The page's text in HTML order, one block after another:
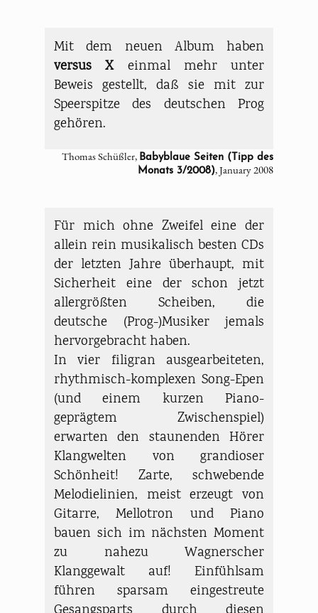
Mit dem neuen Album haben
versus Xeinmal mehr unter
Beweis gestellt, daß sie mit zur
Speerspitze des deutschen Prog
gehören.
Thomas Schüßler, Babyblaue Seiten (Tipp des
Monats 3/2008), January 2008
Für mich ohne Zweifel eine der
allein rein musikalisch besten CDs
der letzten Jahre überhaupt, mit
Sicherheit eine der schon jetzt
allergrößten Scheiben, die
deutsche (Prog-)Musiker jemals
hervorgebracht haben.
In vier filigran ausgearbeiteten,
rhythmisch-komplexen Song-Epen
(und einem kurzen Piano-
geprägtem Zwischenspiel)
erwarten den staunenden Hörer
Klangwelten von grandioser
Schönheit! Zarte, schwebende
Melodielinien, meist erzeugt von
Gitarre, Mellotron und Piano
bauen sich im nächsten Moment
zu nahezu Wagnerscher
Klanggewalt auf! Einfühlsam
führen sparsam eingestreute